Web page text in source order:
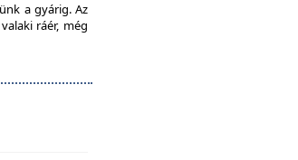
a gyárig. Az
ráér, még